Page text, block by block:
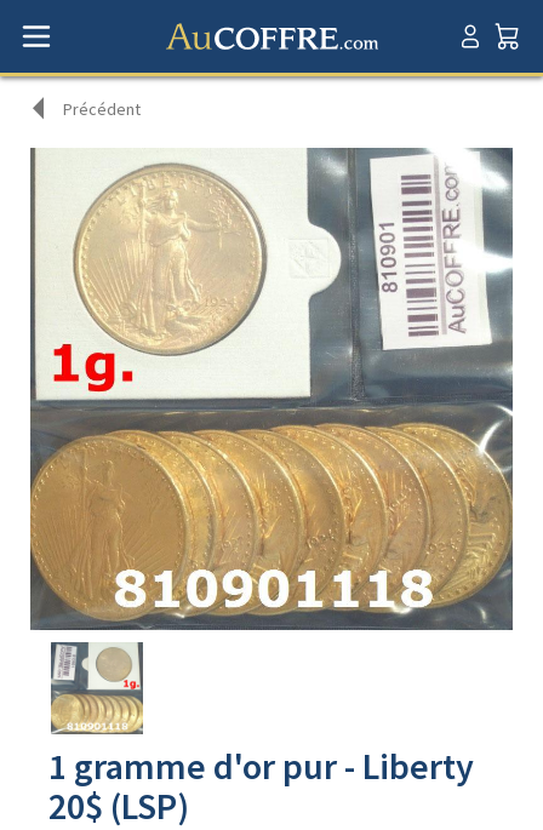
Précédent
Avers
produit
1 gramme d'or pur - Liberty
20$ (LSP)